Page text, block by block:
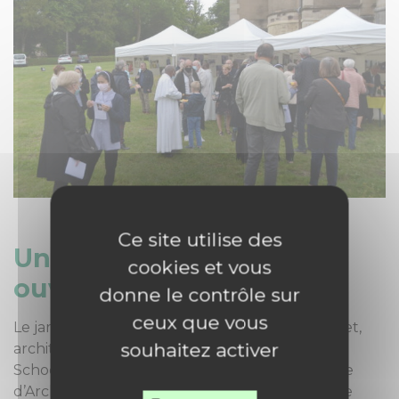
Un hortus conclusus
ouvert !
Le jardin est dessiné par Clotilde Viellard-Buchet,
architecte paysagiste, diplômée de la Harvard
School of Design et de l’ESAJ (Ecole Supérieure
d’Architecture des Jardins). Il se veut un espace
Ce site utilise des
cookies et vous
donne le contrôle sur
ceux que vous
souhaitez activer